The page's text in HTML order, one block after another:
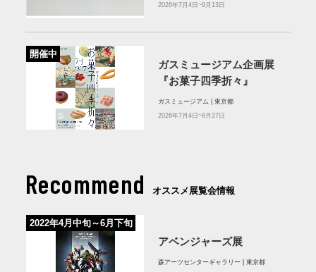
2026年7月4日~9月13日
開催中
ガスミュージアム企画展
『お菓子四季折々』
ガスミュージアム | 東京都
2026年7月4日~9月27日
Recommend オススメ展覧会情報
2022年4月中旬～6月下旬
アベンジャーズ展
森アーツセンターギャラリー | 東京都